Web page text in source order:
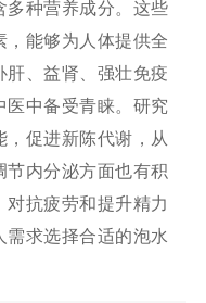
多种营养成分。这些
，能够为人体提供全
肝、益肾、强壮免疫
医中备受青睐。研究
，促进新陈代谢，从
节内分泌方面也有积
抗疲劳和提升精力
需求选择合适的泡水